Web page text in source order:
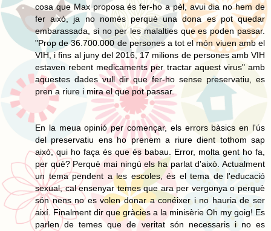
cosa que Max proposa és fer-ho a pèl, avui dia no hem de
fer això, ja no només perquè una dona es pot quedar
embarassada, si no per les malalties que es poden passar.
"Prop de 36.700.000 de persones a tot el món viuen amb el
VIH, i fins al juny del 2016, 17 milions de persones amb VIH
estaven rebent medicaments per tractar aquest virus" amb
aquestes dades vull dir que fer-ho sense preservatiu, es
pren a riure i mira el que pot passar.
En la meua opinió per començar, els errors bàsics en l'ús
del preservatiu ens ho prenem a riure dient tothom sap
això, qui ho faça és que és babau. Error, molta gent ho fa,
per què? Perquè mai ningú els ha parlat d'això. Actualment
un tema pendent a les escoles, és el tema de l'educació
sexual, cal ensenyar temes que ara per vergonya o perquè
són nens no es volen donar a conéixer i no hauria de ser
així. Finalment dir que gràcies a la minisèrie Oh my goig! Es
parlen de temes que de veritat són necessaris i no es